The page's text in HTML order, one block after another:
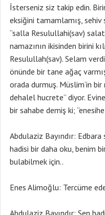
İsterseniz siz takip edin.
eksiğini tamamlamış,
“salla Resulullahi(sav)
namazının ikisinden birini
Resulullah(sav). Selam
önünde bir tane ağaç
orada durmuş. Müslim’in
dehalel hucrete” diyor.
bir sahabe demiş ki;
Abdulaziz Bayındır:
hadisi bir daha oku, benim
bulabilmek için..
Enes Alimoğlu: Tercüme
Abdulaziz Bayındır: Sen